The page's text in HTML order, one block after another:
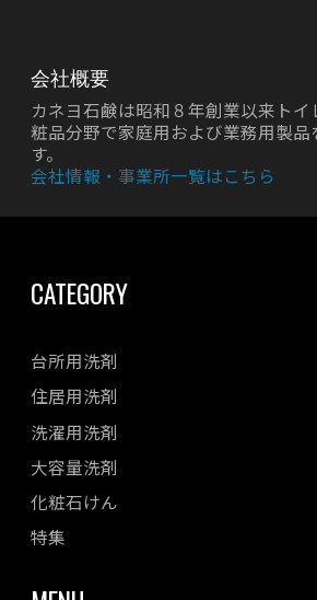
会社概要
カネヨ石鹸は昭和８年創業以来ト
粧品分野で家庭用および業務用製品
す。
会社情報・事業所一覧はこちら
CATEGORY
台所用洗剤
住居用洗剤
洗濯用洗剤
大容量洗剤
化粧石けん
特集